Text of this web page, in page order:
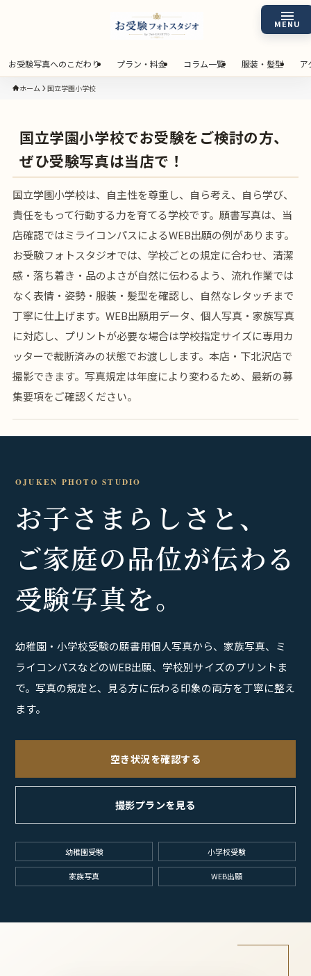
お受験写真へのこだわり プラン・料金 コラム一覧 服装・髪型 ア
ホーム 国立学園小学校
国立学園小学校でお受験をご検討の方、
ぜひ受験写真は当店で！
国立学園小学校は、自主性を尊重し、自ら考え、自ら学び、
責任をもって行動する力を育てる学校です。願書写真は、当
店確認ではミライコンパスによるWEB出願の例があります。
お受験フォトスタジオでは、学校ごとの規定に合わせ、清潔
感・落ち着き・品のよさが自然に伝わるよう、流れ作業では
なく表情・姿勢・服装・髪型を確認し、自然なレタッチまで
丁寧に仕上げます。WEB出願用データ、個人写真・家族写真
に対応し、プリントが必要な場合は学校指定サイズに専用カ
ッターで裁断済みの状態でお渡しします。本店・下北沢店で
撮影できます。写真規定は年度により変わるため、最新の募
集要項をご確認ください。
OJUKEN PHOTO STUDIO
お子さまらしさと、
ご家庭の品位が伝わる
受験写真を。
幼稚園・小学校受験の願書用個人写真から、家族写真、ミ
ライコンパスなどのWEB出願、学校別サイズのプリントま
で。写真の規定と、見る方に伝わる印象の両方を丁寧に整え
ます。
空き状況を確認する
撮影プランを見る
幼稚園受験 小学校受験
家族写真 WEB出願